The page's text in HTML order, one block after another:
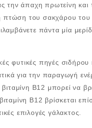
άπαχη πρωτείνη και
του σακχάρου του
πάντα μία
φυτικές πηγές σιδήρου
για την παραγωγή
Β12 μπορεί να
Β12 βρίσκεται
επιλογές γάλακτος.